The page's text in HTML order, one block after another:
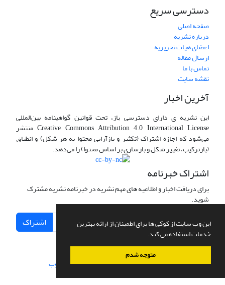
این وب سایت از کوکی ها برای اطمینان از ارائه بهترین
خدمات استفاده می کند.
متوجه شدم
دسترسی سریع
صفحه اصلی
درباره نشریه
اعضای هیات تحریریه
ارسال مقاله
تماس با ما
نقشه سایت
آخرین اخبار
این نشریه ی دارای دسترسی باز، تحت قوانین گواهینامه بین‌المللی
Creative Commons Attribution 4.0 International License منتشر
می‌شود که اجازه اشتراک (تکثیر و بازآرایی محتوا به هر شکل) و انطباق
(بازترکیب، تغییر شکل و بازسازی بر اساس محتوا) را می‌دهد.
اشتراک خبرنامه
برای دریافت اخبار و اطلاعیه های مهم نشریه در خبرنامه نشریه مشترک
شوید.
اشتراک
سامانه مدیریت نشریات علمی.طراحی و پیاده سازی از سیناوب